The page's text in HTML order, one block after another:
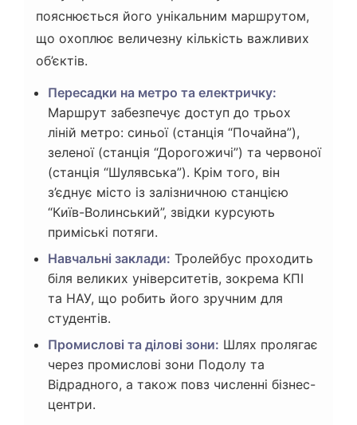
пояснюється його унікальним маршрутом,
що охоплює величезну кількість важливих
об’єктів.
Пересадки на метро та електричку:
Маршрут забезпечує доступ до трьох
ліній метро: синьої (станція “Почайна”),
зеленої (станція “Дорогожичі”) та червоної
(станція “Шулявська”). Крім того, він
з’єднує місто із залізничною станцією
“Київ-Волинський”, звідки курсують
приміські потяги.
Навчальні заклади: Тролейбус проходить
біля великих університетів, зокрема КПІ
та НАУ, що робить його зручним для
студентів.
Промислові та ділові зони: Шлях пролягає
через промислові зони Подолу та
Відрадного, а також повз численні бізнес-
центри.